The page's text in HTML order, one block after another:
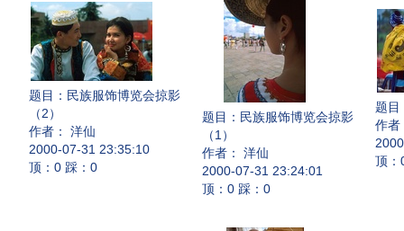
题目： 民族服饰博览会掠影
（2）
作者： 洋仙
2000-07-31 23:35:10
顶：0 踩：0
题目： 民族服饰博览会掠影
（1）
作者： 洋仙
2000-07-31 23:24:01
顶：0 踩：0
题目
作者
顶：